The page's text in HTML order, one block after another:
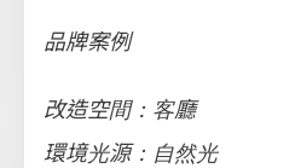
品牌案例
改造空間：客廳
環境光源：自然光